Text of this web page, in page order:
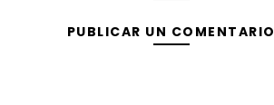
PUBLICAR UN COMENTARIO